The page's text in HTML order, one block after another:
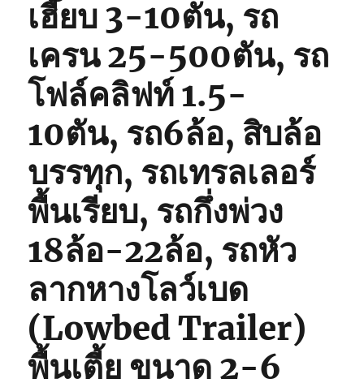
เฮี๊ยบ 3-10ตัน, รถ
เครน 25-500ตัน, รถ
โฟล์คลิฟท์ 1.5-
10ตัน, รถ6ล้อ, สิบล้อ
บรรทุก, รถเทรลเลอร์
พื้นเรียบ, รถกึ่งพ่วง
18ล้อ-22ล้อ, รถหัว
ลากหางโลว์เบด
(Lowbed Trailer)
พื้นเตี้ย ขนาด 2-6